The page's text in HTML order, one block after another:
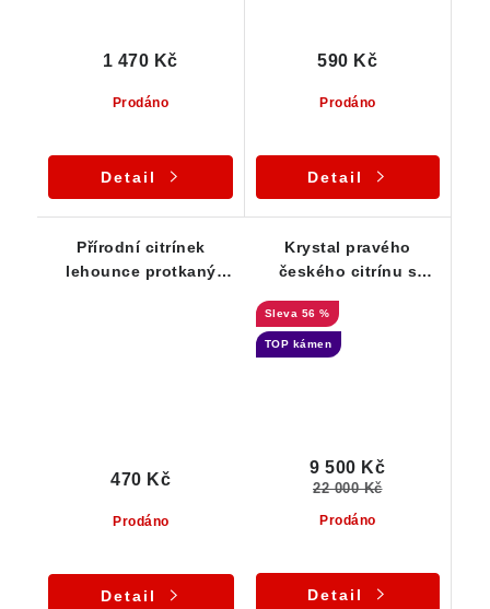
Prodáno
1 470 Kč
Detail
Prodáno
590 Kč
Detail
Přírodní citrínek
lehounce protkaný
Prodáno
470 Kč
Detail
Krystal pravého
českého citrínu s
pestrým vnitřním
světem
56 %
TOP kámen
Prodáno
9 500 Kč
22 000 Kč
Detail